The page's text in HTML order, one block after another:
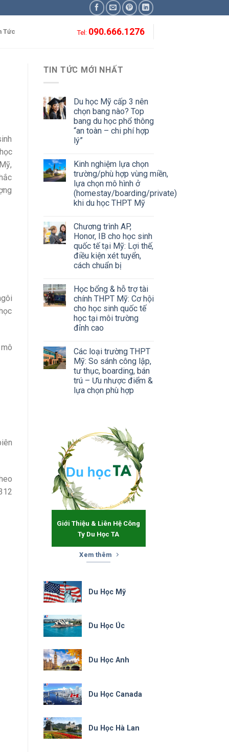
Tức Tel: 090.666.1276
TIN TỨC MỚI NHẤT
Du học Mỹ cấp 3 nên
chọn bang nào? Top
bang du học phổ thông
“an toàn – chi phí hợp
lý”
Kinh nghiệm lựa chọn
trường/phù hợp vùng miền,
lựa chọn mô hình ở
(homestay/boarding/private)
khi du học THPT Mỹ
Chương trình AP,
Honor, IB cho học sinh
quốc tế tại Mỹ: Lợi thế,
điều kiện xét tuyển,
cách chuẩn bị
Học bổng & hỗ trợ tài
chính THPT Mỹ: Cơ hội
cho học sinh quốc tế
học tại môi trường
đỉnh cao
Các loại trường THPT
Mỹ: So sánh công lập,
tư thục, boarding, bán
trú – Ưu nhược điểm &
lựa chọn phù hợp
Giới Thiệu & Liên Hệ Công
Ty Du Học TA
Xem thêm
Du Học Mỹ
Du Học Úc
Du Học Anh
Du Học Canada
Du Học Hà Lan